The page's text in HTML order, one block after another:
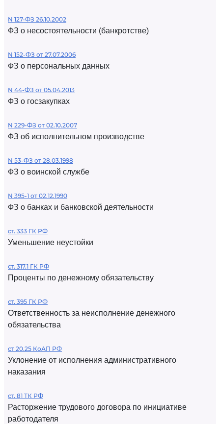
N 127-ФЗ 26.10.2002
ФЗ о несостоятельности (банкротстве)
N 152-ФЗ от 27.07.2006
ФЗ о персональных данных
N 44-ФЗ от 05.04.2013
ФЗ о госзакупках
N 229-ФЗ от 02.10.2007
ФЗ об исполнительном производстве
N 53-ФЗ от 28.03.1998
ФЗ о воинской службе
N 395-1 от 02.12.1990
ФЗ о банках и банковской деятельности
ст. 333 ГК РФ
Уменьшение неустойки
ст. 317.1 ГК РФ
Проценты по денежному обязательству
ст. 395 ГК РФ
Ответственность за неисполнение денежного
обязательства
ст 20.25 КоАП РФ
Уклонение от исполнения административного
наказания
ст. 81 ТК РФ
Расторжение трудового договора по инициативе
работодателя